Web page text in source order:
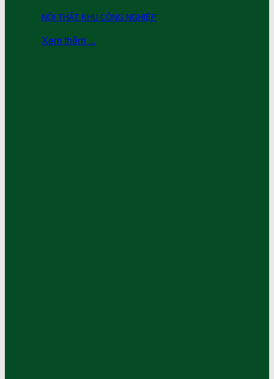
NỘI THẤT KHU CÔNG NGHIỆP
Xem thêm ...